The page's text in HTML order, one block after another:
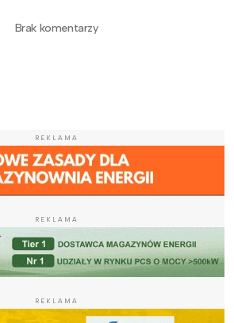
Brak komentarzy
REKLAMA
REKLAMA
REKLAMA